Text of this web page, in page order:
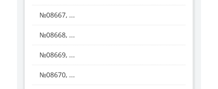
№08667, ...
№08668, ...
№08669, ...
№08670, ...